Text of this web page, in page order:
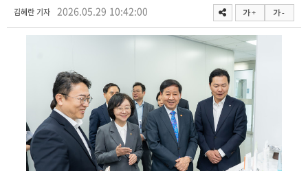
김혜란 기자 2026.05.29 10:42:00 가 + 가 -